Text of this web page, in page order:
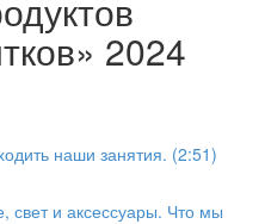
2024
наши занятия. (2:51)
свет и аксессуары. Что мы